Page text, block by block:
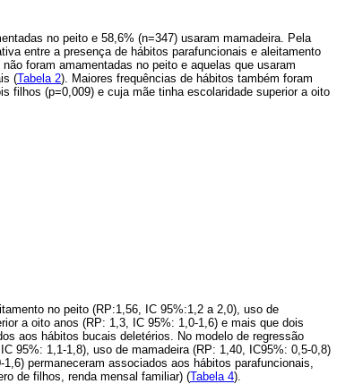
no peito e 58,6% (n=347) usaram mamadeira. Pela
entre a presença de hábitos parafuncionais e aleitamento
foram amamentadas no peito e aquelas que usaram
(Tabela 2). Maiores frequências de hábitos também foram
filhos (p=0,009) e cuja mãe tinha escolaridade superior a oito
no peito (RP:1,56, IC 95%:1,2 a 2,0), uso de
a oito anos (RP: 1,3, IC 95%: 1,0-1,6) e mais que dois
aos hábitos bucais deletérios. No modelo de regressão
95%: 1,1-1,8), uso de mamadeira (RP: 1,40, IC95%: 0,5-0,8)
permaneceram associados aos hábitos parafuncionais,
de filhos, renda mensal familiar) (Tabela 4).